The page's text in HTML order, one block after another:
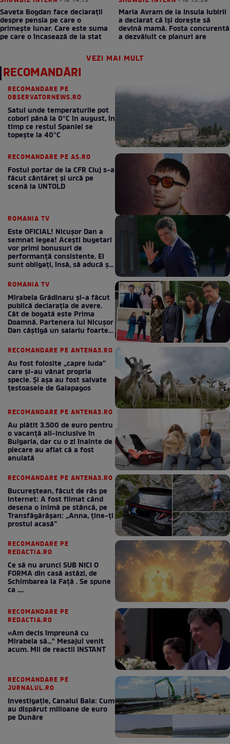
Saveta Bogdan face declarații
despre pensia pe care o
primește lunar. Care este suma
pe care o încasează de la stat
Maria Avram de la Insula Iubirii
a declarat că își dorește să
devină mamă. Fosta concurentă
a dezvăluit ce planuri are
VEZI MAI MULT
RECOMANDĂRI
RECOMANDARE PE
OBSERVATORNEWS.RO
Satul unde temperaturile pot
coborî până la 0°C în august, în
timp ce restul Spaniei se
topește la 40°C
RECOMANDARE PE AS.RO
Fostul portar de la CFR Cluj s-a
făcut cântăreţ şi urcă pe
scenă la UNTOLD
ROMANIA TV
Este OFICIAL! Nicușor Dan a
semnat legea! Acești bugetari
vor primi bonusuri de
performanță consistente. Ei
sunt obligați, însă, să aducă și
ROMANIA TV
Mirabela Grădinaru și-a făcut
publică declarația de avere.
Cât de bogată este Prima
Doamnă. Partenera lui Nicușor
Dan câștigă un salariu foarte
RECOMANDARE PE ANTENA3.RO
Au fost folosite „capre Iuda”
care și-au vânat propria
specie. Și așa au fost salvate
țestoasele de Galapagos
RECOMANDARE PE ANTENA3.RO
Au plătit 3.500 de euro pentru
o vacanță all-inclusive în
Bulgaria, dar cu o zi înainte de
plecare au aflat că a fost
anulată
RECOMANDARE PE ANTENA3.RO
Bucureștean, făcut de râs pe
internet: A fost filmat când
desena o inimă pe stâncă, pe
Transfăgărășan: „Anna, ține-ți
prostul acasă”
RECOMANDARE PE
REDACTIA.RO
Ce să nu arunci SUB NICI O
FORMA din casă astăzi, de
Schimbarea la Față . Se spune
ca ....
RECOMANDARE PE
REDACTIA.RO
«Am decis împreună cu
Mirabela să..." Mesajul venit
acum. Mii de reactii INSTANT
RECOMANDARE PE
JURNALUL.RO
Investigație, Canalul Bala: Cum
au dispărut milioane de euro
pe Dunăre